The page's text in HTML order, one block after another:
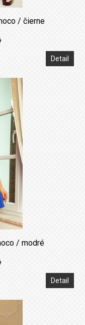
/ čierne
Detail
/ modré
Detail